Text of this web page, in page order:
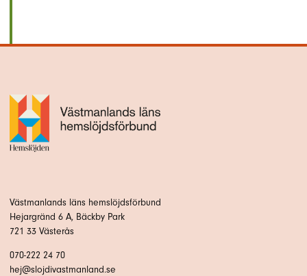
Västmanlands läns hemslöjdsförbund
Hejargränd 6 A, Bäckby Park
721 33 Västerås
070-222 24 70
hej@slojdivastmanland.se